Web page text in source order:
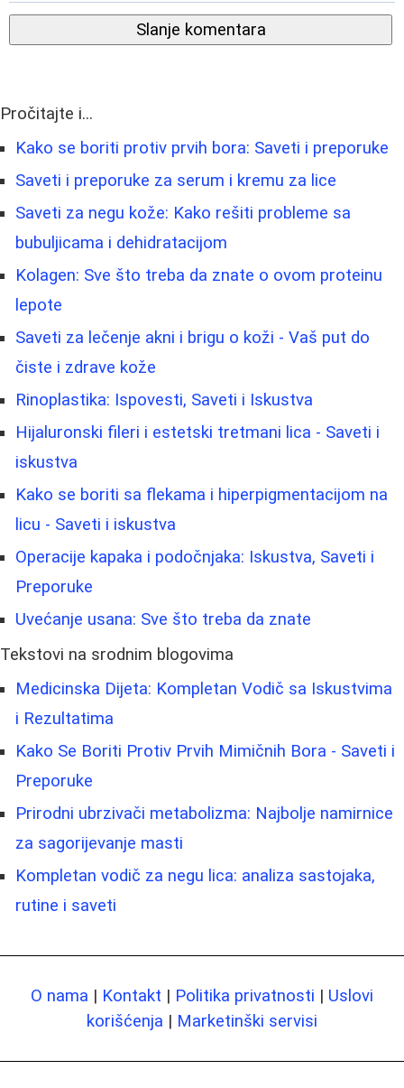
Slanje komentara
Pročitajte i...
Kako se boriti protiv prvih bora: Saveti i preporuke
Saveti i preporuke za serum i kremu za lice
Saveti za negu kože: Kako rešiti probleme sa
bubuljicama i dehidratacijom
Kolagen: Sve što treba da znate o ovom proteinu
lepote
Saveti za lečenje akni i brigu o koži - Vaš put do
čiste i zdrave kože
Rinoplastika: Ispovesti, Saveti i Iskustva
Hijaluronski fileri i estetski tretmani lica - Saveti i
iskustva
Kako se boriti sa flekama i hiperpigmentacijom na
licu - Saveti i iskustva
Operacije kapaka i podočnjaka: Iskustva, Saveti i
Preporuke
Uvećanje usana: Sve što treba da znate
Tekstovi na srodnim blogovima
Medicinska Dijeta: Kompletan Vodič sa Iskustvima
i Rezultatima
Kako Se Boriti Protiv Prvih Mimičnih Bora - Saveti i
Preporuke
Prirodni ubrzivači metabolizma: Najbolje namirnice
za sagorijevanje masti
Kompletan vodič za negu lica: analiza sastojaka,
rutine i saveti
O nama | Kontakt | Politika privatnosti | Uslovi
korišćenja | Marketinški servisi